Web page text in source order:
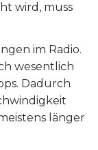
wird, muss
im Radio.
wesentlich
Dadurch
länger